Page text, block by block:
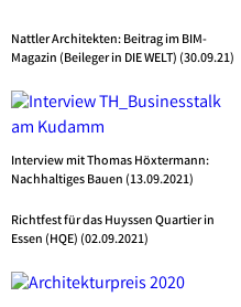
Nattler Architekten: Beitrag im BIM-
Magazin (Beileger in DIE WELT) (30.09.21)
Interview mit Thomas Höxtermann:
Nachhaltiges Bauen (13.09.2021)
Richtfest für das Huyssen Quartier in
Essen (HQE) (02.09.2021)